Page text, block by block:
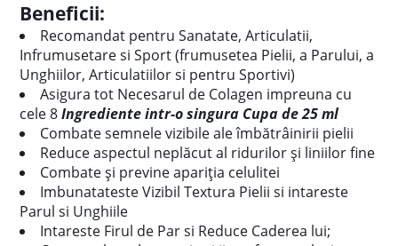
Beneficii:
Recomandat pentru Sanatate, Articulatii,
Infrumusetare si Sport (frumusetea Pielii, a Parului, a
Unghiilor, Articulatiilor si pentru Sportivi)
Asigura tot Necesarul de Colagen impreuna cu
cele 8Ingrediente intr-o singura Cupa de 25 ml
Combate semnele vizibile ale îmbătrâinirii pielii
Reduce aspectul neplăcut al ridurilor și liniilor fine
Combate și previne apariția celulitei
Imbunatateste Vizibil Textura Pielii si intareste
Parul si Unghiile
Intareste Firul de Par si Reduce Caderea lui;